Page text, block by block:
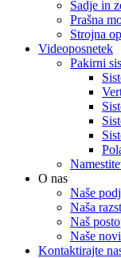
Sadje in
Prašna
Strojna
Videoposnetek
Pakirni
O nas
Naše
Naša
Naš
Naše
Kontaktirajte